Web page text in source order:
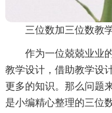
三位数加三位数教
作为一位兢兢业业
教学设计，借助教学设
更多的知识。那么问题
是小编精心整理的三位